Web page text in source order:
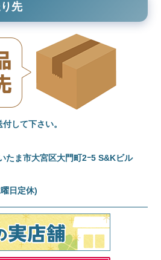
先
して下さい。
ま市大宮区大門町2ｰ5 S&Kビル
日定休)